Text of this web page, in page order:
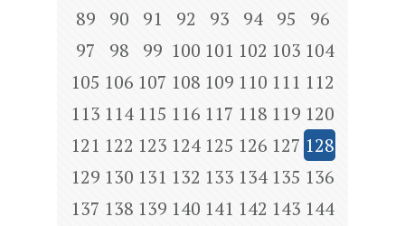
89
90 91 92 93 94 95
96
97
98 99 100 101 102 103 104
105 106 107 108 109 110 111 112
113 114 115 116 117 118 119 120
121 122 123 124 125 126 127 128
129 130 131 132 133 134 135 136
137 138 139 140 141 142 143 144